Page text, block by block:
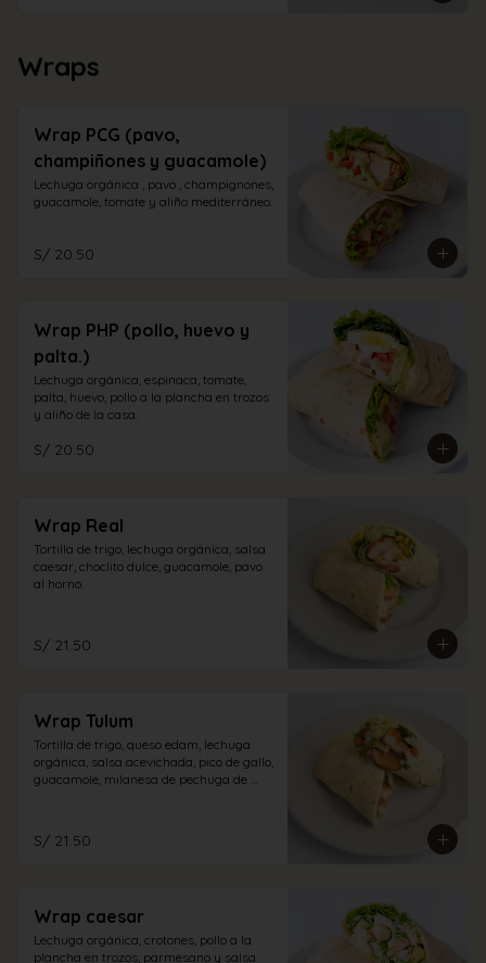
Wraps
Wrap PCG (pavo,
champiñones y guacamole)
Lechuga orgánica , pavo , champignones,
guacamole, tomate y aliño mediterráneo.
S/ 20.50
Wrap PHP (pollo, huevo y
palta.)
Lechuga orgánica, espinaca, tomate,
palta, huevo, pollo a la plancha en trozos
y aliño de la casa.
S/ 20.50
Wrap Real
Tortilla de trigo, lechuga orgánica, salsa
caesar, choclito dulce, guacamole, pavo
al horno.
S/ 21.50
Wrap Tulum
Tortilla de trigo, queso edam, lechuga
orgánica, salsa acevichada, pico de gallo,
guacamole, milanesa de pechuga de
S/ 21.50
Wrap caesar
Lechuga orgánica, crotones, pollo a la
plancha en trozos, parmesano y salsa